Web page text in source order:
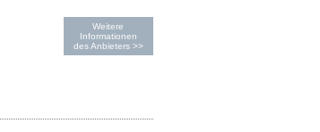
Weitere
Informationen
des Anbieters >>